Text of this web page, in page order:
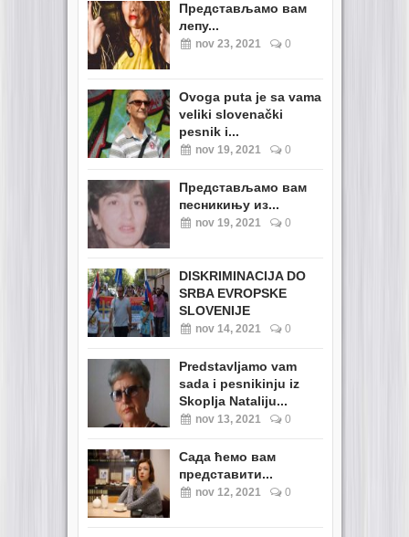
Представљамо вам
лепу...
nov 23, 2021 0
Ovoga puta je sa vama
veliki slovenački
pesnik i...
nov 19, 2021 0
Представљамо вам
песникињу из...
nov 19, 2021 0
DISKRIMINACIJA DO
SRBA EVROPSKE
SLOVENIJE
nov 14, 2021 0
Predstavljamo vam
sada i pesnikinju iz
Skoplja Nataliju...
nov 13, 2021 0
Сада ћемо вам
представити...
nov 12, 2021 0